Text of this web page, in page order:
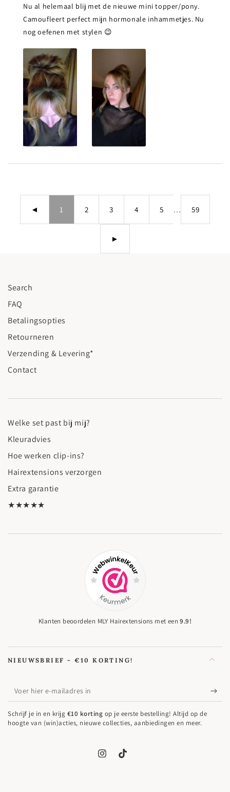
Nu al helemaal blij met de nieuwe mini topper/pony.
Camoufleert perfect mijn hormonale inhammetjes. Nu
nog oefenen met stylen 😉
◄ 1 2 3 4 5 ... 59
►
Search
FAQ
Betalingsopties
Retourneren
Verzending & Levering*
Contact
Welke set past bij mij?
Kleuradvies
Hoe werken clip-ins?
Hairextensions verzorgen
Extra garantie
★★★★★
Klanten beoordelen MLY Hairextensions met een9.9!
NIEUWSBRIEF - €10 KORTING!
Voer
hier
e-
Schrijf je in en krijg €10 korting op je eerste bestelling! Altijd op de
hoogte van (win)acties, nieuwe collecties, aanbiedingen en meer.